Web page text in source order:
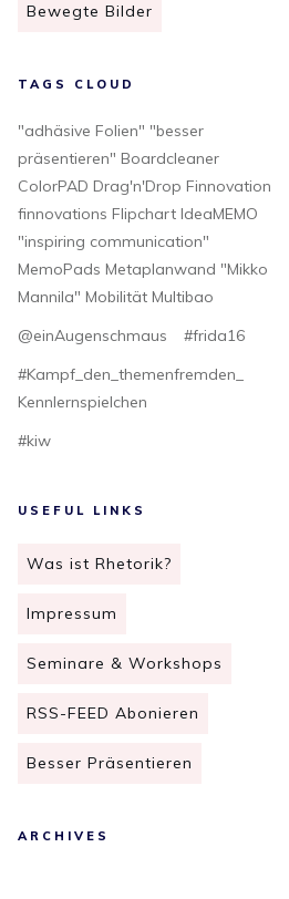
Bewegte Bilder
TAGS CLOUD
"adhäsive Folien" "besser
präsentieren" Boardcleaner
ColorPAD Drag'n'Drop Finnovation
finnovations Flipchart IdeaMEMO
"inspiring communication"
MemoPads Metaplanwand "Mikko
Mannila" Mobilität Multibao
@einAugenschmaus
#frida16
#Kampf_den_themenfremden_
Kennlernspielchen
#kiw
USEFUL LINKS
Was ist Rhetorik?
Impressum
Seminare & Workshops
RSS-FEED Abonieren
Besser Präsentieren
ARCHIVES